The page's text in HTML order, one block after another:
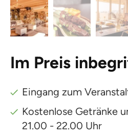
Im Preis
Eingang zum
Kostenlose Getränke
21.00 - 22.00 Uhr